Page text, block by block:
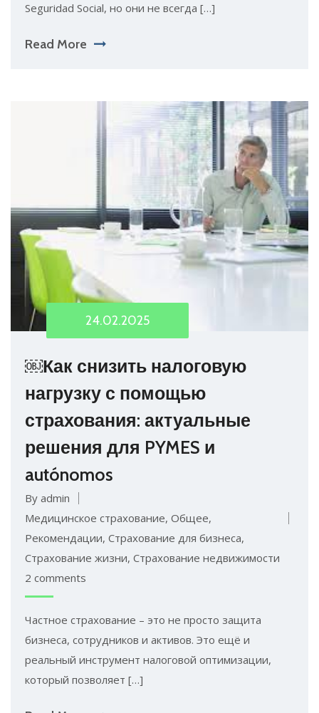
Seguridad Social, но они не всегда […]
Read More
24.02.2025
￼Как снизить налоговую
нагрузку с помощью
страхования: актуальные
решения для PYMES и
autónomos
By admin
Медицинское страхование, Общее,
Рекомендации, Страхование для бизнеса,
Страхование жизни, Страхование недвижимости
2 comments
Частное страхование – это не просто защита
бизнеса, сотрудников и активов. Это ещё и
реальный инструмент налоговой оптимизации,
который позволяет […]